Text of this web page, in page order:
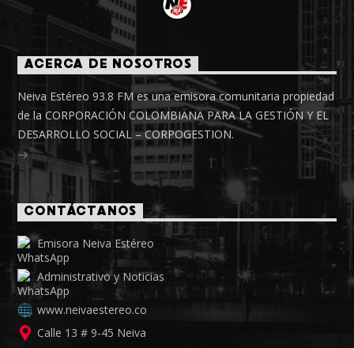
ACERCA DE NOSOTROS
Neiva Estéreo 93.8 FM es una emisora comunitaria propiedad
de la CORPORACIÓN COLOMBIANA PARA LA GESTIÓN Y EL
DESARROLLO SOCIAL – CORPOGESTION.
CONTÁCTANOS
Emisora Neiva Estéreo
Administrativo y Noticias
www.neivaestereo.co
Calle 13 # 9-45 Neiva